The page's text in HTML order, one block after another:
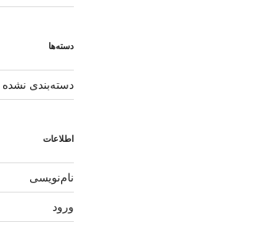
دسته‌ها
دسته‌بندی نشده
اطلاعات
نام‌نویسی
ورود